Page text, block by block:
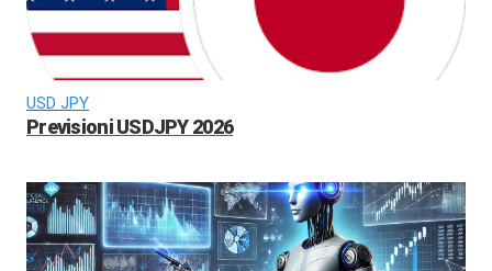
USD JPY
Previsioni USDJPY 2026